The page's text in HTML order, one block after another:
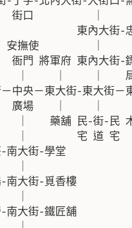
街口           ｜
東內大街-
撫使          ｜
衙門 將軍府 東內大街
｜     ｜     ｜
中央－東大街-東大街－
廣場    ｜     ｜
｜    藥舖 民-街-民
｜         宅 道 宅
大街-學堂
｜
大街-覓香樓
｜
大街-鐵匠舖